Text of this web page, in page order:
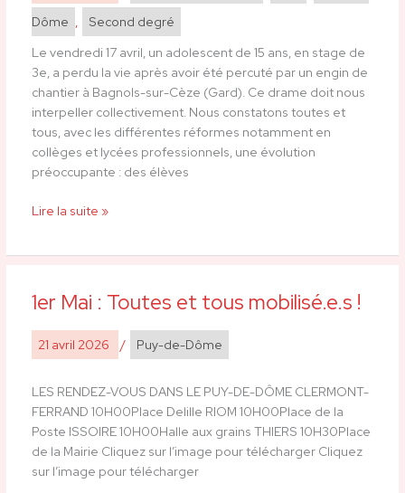
Dôme
Second degré
Le vendredi 17 avril, un adolescent de 15 ans, en stage de
3e, a perdu la vie après avoir été percuté par un engin de
chantier à Bagnols-sur-Cèze (Gard). Ce drame doit nous
interpeller collectivement. Nous constatons toutes et
tous, avec les différentes réformes notamment en
collèges et lycées professionnels, une évolution
préoccupante : des élèves
en
entreprise
!
Rassemblement
28
avril
–
11h
–
Lire la suite »
1er Mai : Toutes et tous mobilisé.e.s !
21 avril 2026 / Puy-de-Dôme
LES RENDEZ-VOUS DANS LE PUY-DE-DÔME CLERMONT-
FERRAND 10H00Place Delille RIOM 10H00Place de la
Poste ISSOIRE 10H00Halle aux grains THIERS 10H30Place
de la Mairie Cliquez sur l’image pour télécharger Cliquez
sur l’image pour télécharger
1er
Toutes
tous
mobilisé.e.s
!